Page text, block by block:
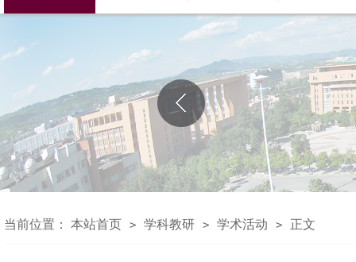
当前位置： 本站首页 > 学科教研 > 学术活动 > 正文